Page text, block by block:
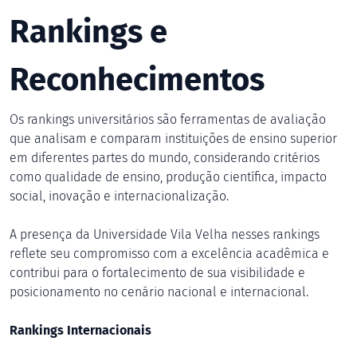
Rankings e
Reconhecimentos
Os rankings universitários são ferramentas de avaliação
que analisam e comparam instituições de ensino superior
em diferentes partes do mundo, considerando critérios
como qualidade de ensino, produção científica, impacto
social, inovação e internacionalização.
A presença da Universidade Vila Velha nesses rankings
reflete seu compromisso com a excelência acadêmica e
contribui para o fortalecimento de sua visibilidade e
posicionamento no cenário nacional e internacional.
Rankings Internacionais